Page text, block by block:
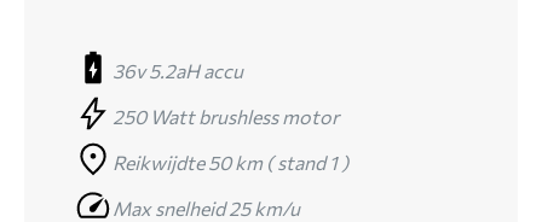
36v 5.2aH accu
250 Watt brushless motor
Reikwijdte 50 km ( stand 1 )
Max snelheid 25 km/u